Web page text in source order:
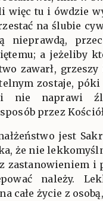
więc tu i ówdzie
na ślubie
nieprawdą,
a jeżeliby
zawarł,
zostaje, póki
i nie naprawi
przez
jest
że nie
zastanowieniem i
należy.
całe życie z